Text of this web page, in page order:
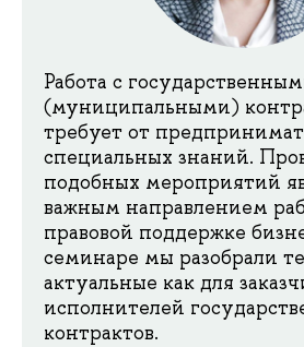
Работа с
(муниципальными)
требует от
специальных знаний.
подобных мероприятий
важным направлением
правовой поддержке
семинаре мы разобрали
актуальные как для
исполнителей
контрактов.